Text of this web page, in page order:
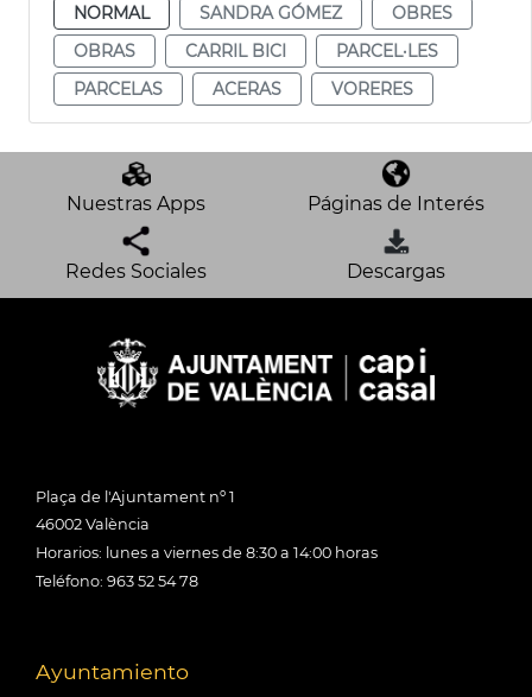
NORMAL
SANDRA GÓMEZ
OBRES
OBRAS
CARRIL BICI
PARCEL·LES
PARCELAS
ACERAS VORERES
Nuestras Apps Páginas de Interés
Redes Sociales Descargas
Plaça de l'Ajuntament nº 1
46002 València
Horarios: lunes a viernes de 8:30 a 14:00 horas
Teléfono: 963 52 54 78
Ayuntamiento